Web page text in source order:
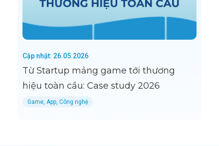
Cập nhật: 26.05.2026
Từ Startup mảng game tới thương
hiệu toàn cầu: Case study 2026
Game, App, Công nghệ